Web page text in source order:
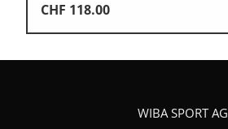
CHF 118.00
WIBA SPORT AG